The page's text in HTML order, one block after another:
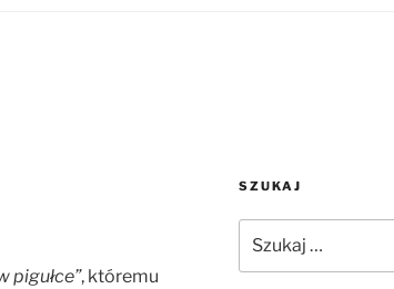
pigułce”, któremu
SZUKAJ